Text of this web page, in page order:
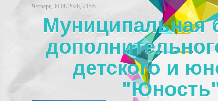
Четверг, 06.08.2026, 21:05
Муниципальная
детского и